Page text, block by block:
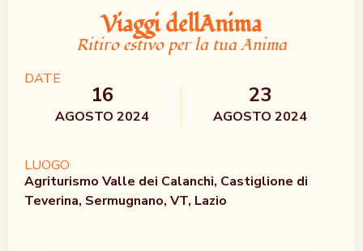
Viaggi dellAnima
Ritiro estivo per la tua Anima
DATE
16
AGOSTO 2024
23
AGOSTO 2024
LUOGO
Agriturismo Valle dei Calanchi, Castiglione di
Teverina, Sermugnano, VT, Lazio